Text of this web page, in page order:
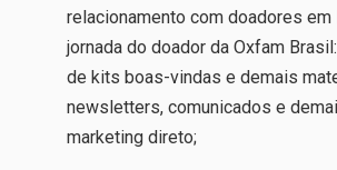
relacionamento com doadores em
jornada do doador da Oxfam
de kits boas-vindas e demais
newsletters, comunicados e
marketing direto;